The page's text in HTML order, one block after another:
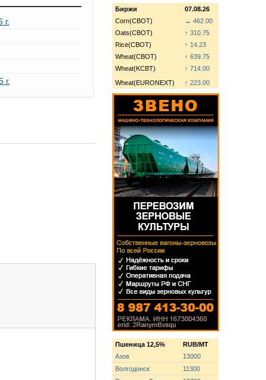
г.
Биржи
07.08.26
Corn(CBOT)
↔ 462.00
Oats(CBOT)
↑ 310.75
Rice(CBOT)
↑ 14.23
Wheat(CBOT)
↑ 639.75
Wheat(KCBT)
↑ 714.00
Wheat(EURONEXT)
↑ 223.00
Пшеница 12,5%
RUB/MT
Азов
13000
Волгодонск
11300